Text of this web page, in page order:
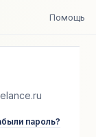
Помощь
пароль?